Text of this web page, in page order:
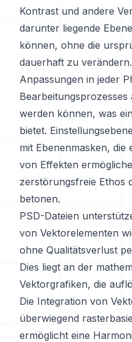
Kontrast und andere
darunter liegende
können, ohne die
dauerhaft zu
Anpassungen in jeder
werden können, was
bietet.
mit Ebenenmasken, die
von Effekten
zerstörungsfreie Ethos
betonen.
PSD-Dateien
von Vektorelementen
ohne Qualitätsverlust
Dies liegt an der
Vektorgrafiken, die
Die Integration von
überwiegend
ermöglicht eine